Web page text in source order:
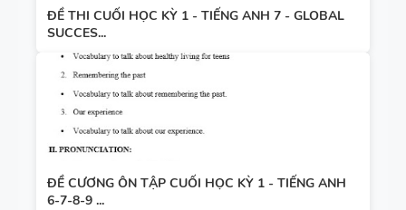
ĐỀ THI CUỐI HỌC KỲ 1 - TIẾNG ANH 7 - GLOBAL
SUCCES...
ĐỀ CƯƠNG ÔN TẬP CUỐI HỌC KỲ 1 - TIẾNG ANH
6-7-8-9 ...